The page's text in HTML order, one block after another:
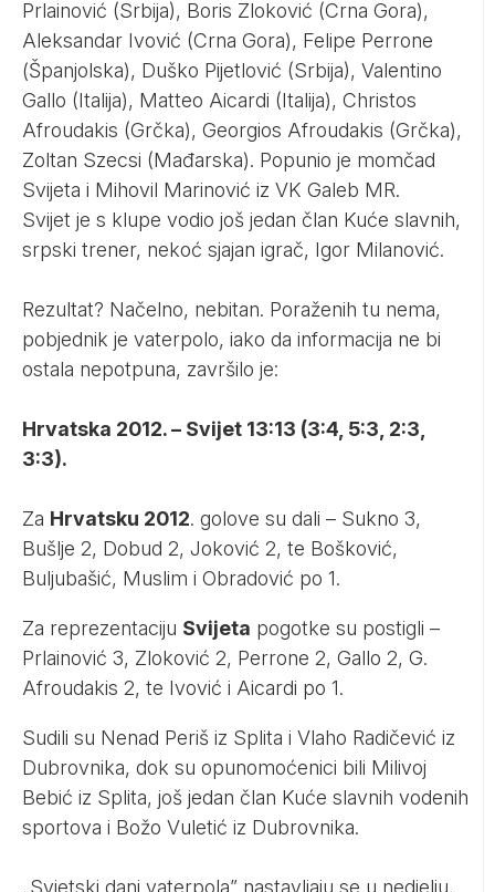
Prlainović (Srbija), Boris Zloković (Crna Gora),
Aleksandar Ivović (Crna Gora), Felipe Perrone
(Španjolska), Duško Pijetlović (Srbija), Valentino
Gallo (Italija), Matteo Aicardi (Italija), Christos
Afroudakis (Grčka), Georgios Afroudakis (Grčka),
Zoltan Szecsi (Mađarska). Popunio je momčad
Svijeta i Mihovil Marinović iz VK Galeb MR.
Svijet je s klupe vodio još jedan član Kuće slavnih,
srpski trener, nekoć sjajan igrač, Igor Milanović.
Rezultat? Načelno, nebitan. Poraženih tu nema,
pobjednik je vaterpolo, iako da informacija ne bi
ostala nepotpuna, završilo je:
Hrvatska 2012. – Svijet 13:13 (3:4, 5:3, 2:3,
3:3).
Za Hrvatsku 2012. golove su dali – Sukno 3,
Bušlje 2, Dobud 2, Joković 2, te Bošković,
Buljubašić, Muslim i Obradović po 1.
Za reprezentaciju Svijeta pogotke su postigli –
Prlainović 3, Zloković 2, Perrone 2, Gallo 2, G.
Afroudakis 2, te Ivović i Aicardi po 1.
Sudili su Nenad Periš iz Splita i Vlaho Radičević iz
Dubrovnika, dok su opunomoćenici bili Milivoj
Bebić iz Splita, još jedan član Kuće slavnih vodenih
sportova i Božo Vuletić iz Dubrovnika.